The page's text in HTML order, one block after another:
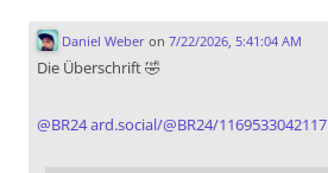
Daniel Weberon 7/22/2026, 5:41:04 AM
Die Überschrift 🤣
@BR24ard.social/@BR24/1169533042117